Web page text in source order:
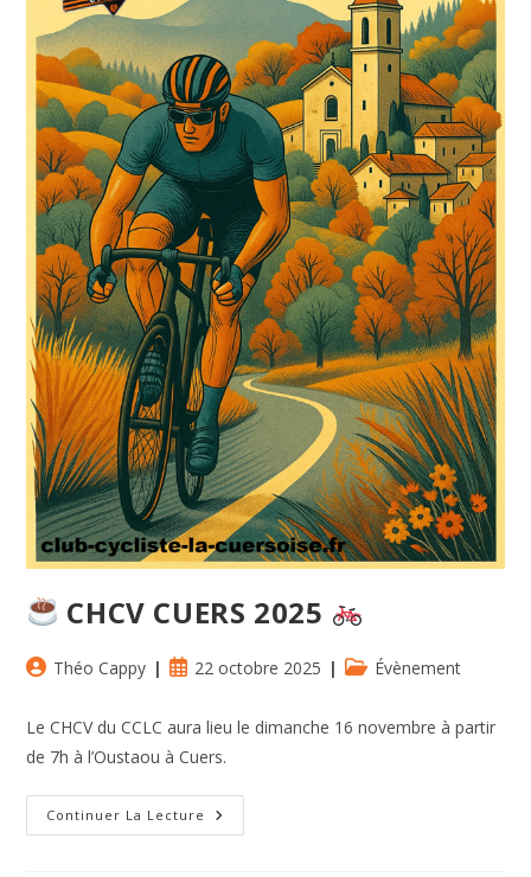
CHCV CUERS 2025
Auteur/autrice
la
publication :
Théo Cappy
Publication
22 octobre 2025
PostÉvènement
Le CHCV du CCLC aura lieu le dimanche 16 novembre à partir
de 7h à l’Oustaou à Cuers.
Continuer La Lecture
CHCV